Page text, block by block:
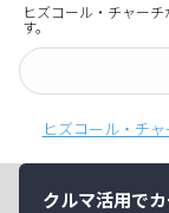
ヒズコール・チャー
す。
ヒズコール・チ
クルマ活用で